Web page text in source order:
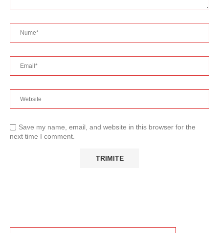
Save my name, email, and website in this browser for the
next time I comment.